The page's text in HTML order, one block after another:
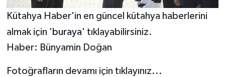
Kütahya Haber'in en güncel kütahya haberlerini
almak için ' buraya' tıklayabilirsiniz.
Haber: Bünyamin Doğan
Fotoğrafların devamı için tıklayınız...